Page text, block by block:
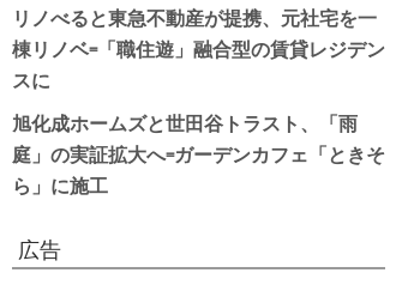
リノべると東急不動産が提携、元社宅を一
棟リノベ=「職住遊」融合型の賃貸レジデン
スに
旭化成ホームズと世田谷トラスト、「雨
庭」の実証拡大へ=ガーデンカフェ「ときそ
ら」に施工
広告